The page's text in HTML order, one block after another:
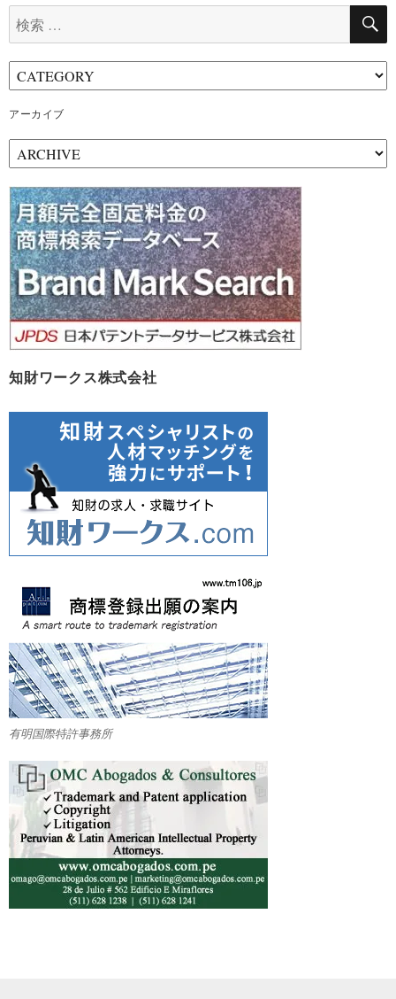
索:
アーカイブ
ー
カ
イ
ブ
知財ワークス株式会社
有明国際特許事務所